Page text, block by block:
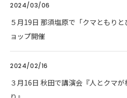
2024/03/06
５月19日 那須塩原で「クマともり
ョップ開催
2024/02/16
３月16日 秋田で講演会『人とクマ